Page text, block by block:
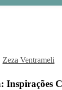
Zeza Ventrameli
Inspirações